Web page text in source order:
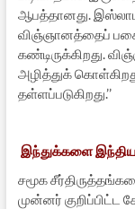
ஆபத்தானது.
விஞ்ஞானத்தைப்
கண்டிருக்கிறது.
அழித்துக்
தள்ளப்படுகிறது.’’
இந்துக்களை இந்திய
சமூக
முன்னர் குறிப்பிட்ட